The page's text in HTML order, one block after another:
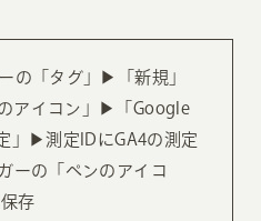
の「タグ」▶︎「新規」
アイコン」▶︎「Google
」▶︎測定IDにGA4の測定
ーの「ペンのアイコ
存